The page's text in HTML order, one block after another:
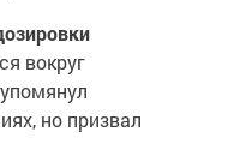
вокруг
но призвал